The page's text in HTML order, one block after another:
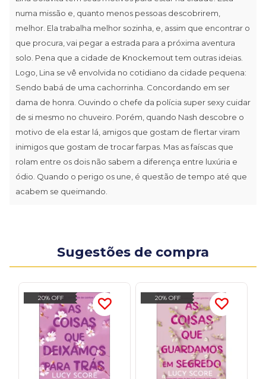
numa missão e, quanto menos pessoas descobrirem,
melhor. Ela trabalha melhor sozinha, e, assim que encontrar o
que procura, vai pegar a estrada para a próxima aventura
solo. Pena que a cidade de Knockemout tem outras ideias.
Logo, Lina se vê envolvida no cotidiano da cidade pequena:
Sendo babá de uma cachorrinha. Concordando em ser
dama de honra. Ouvindo o chefe da polícia super sexy cuidar
de si mesmo no chuveiro. Porém, quando Nash descobre o
motivo de ela estar lá, amigos que gostam de flertar viram
inimigos que gostam de trocar farpas. Mas as faíscas que
rolam entre os dois não sabem a diferença entre luxúria e
ódio. Quando o perigo os une, é questão de tempo até que
acabem se queimando.
Sugestões de compra
20% OFF 20% OFF